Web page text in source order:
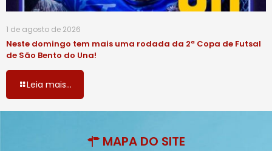
1 de agosto de 2026
Neste domingo tem mais uma rodada da 2ª Copa de Futsal
de São Bento do Una!
Leia mais...
MAPA DO SITE